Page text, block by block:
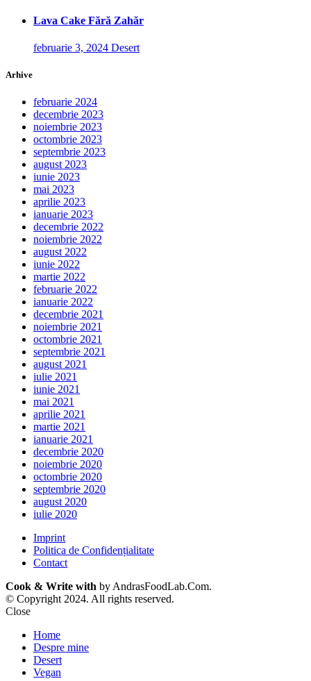
Lava Cake Fără Zahăr
februarie 3, 2024 Desert
Arhive
februarie 2024
decembrie 2023
noiembrie 2023
octombrie 2023
septembrie 2023
august 2023
iunie 2023
mai 2023
aprilie 2023
ianuarie 2023
decembrie 2022
noiembrie 2022
august 2022
iunie 2022
martie 2022
februarie 2022
ianuarie 2022
decembrie 2021
noiembrie 2021
octombrie 2021
septembrie 2021
august 2021
iulie 2021
iunie 2021
mai 2021
aprilie 2021
martie 2021
ianuarie 2021
decembrie 2020
noiembrie 2020
octombrie 2020
septembrie 2020
august 2020
iulie 2020
Imprint
Politica de Confidențialitate
Contact
Cook & Write with by AndrasFoodLab.Com.
© Copyright 2024. All rights reserved.
Close
Home
Despre mine
Desert
Vegan